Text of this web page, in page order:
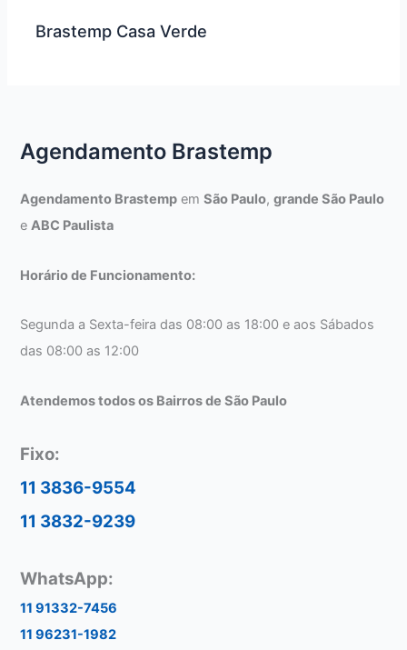
Brastemp Casa Verde
Agendamento Brastemp
Agendamento Brastemp emSão Paulo,grande São Paulo
eABC Paulista
Horário de Funcionamento:
Segunda a Sexta-feira das 08:00 as 18:00 e aos Sábados
das 08:00 as 12:00
Atendemos todos os Bairros de São Paulo
Fixo:
11 3836-9554
11 3832-9239
WhatsApp:
11 91332-7456
11 96231-1982